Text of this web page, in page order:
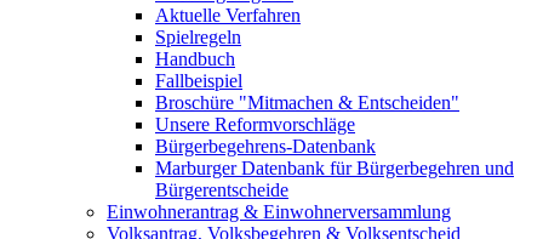
Aktuelle Verfahren
Spielregeln
Handbuch
Fallbeispiel
Broschüre "Mitmachen & Entscheiden"
Unsere Reformvorschläge
Bürgerbegehrens-Datenbank
Marburger Datenbank für Bürgerbegehren und
Bürgerentscheide
Einwohnerantrag & Einwohnerversammlung
Volksantrag, Volksbegehren & Volksentscheid